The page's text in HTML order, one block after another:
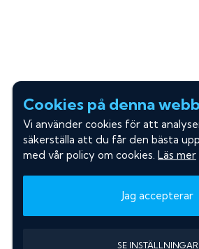
Cookies på denna
Vi använder cookies för att
säkerställa att du får den bästa
med vår policy om cookies. Läs mer
Jag accepterar
SE INSTÄLLNINGAR